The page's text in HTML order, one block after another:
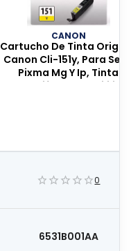
CANON
Cartucho De Tinta
Canon Cli-151y, Para
Pixma Mg Y Ip, Tinta
Chromalife100+, 7
0
6531B001AA